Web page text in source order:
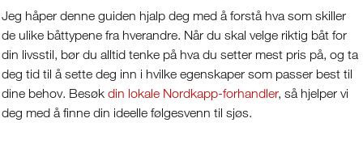
Jeg håper denne guiden hjalp deg med å forstå hva som skiller
de ulike båttypene fra hverandre. Når du skal velge riktig båt for
din livsstil, bør du alltid tenke på hva du setter mest pris på, og ta
deg tid til å sette deg inn i hvilke egenskaper som passer best til
dine behov. Besøk din lokale Nordkapp-forhandler, så hjelper vi
deg med å finne din ideelle følgesvenn til sjøs.